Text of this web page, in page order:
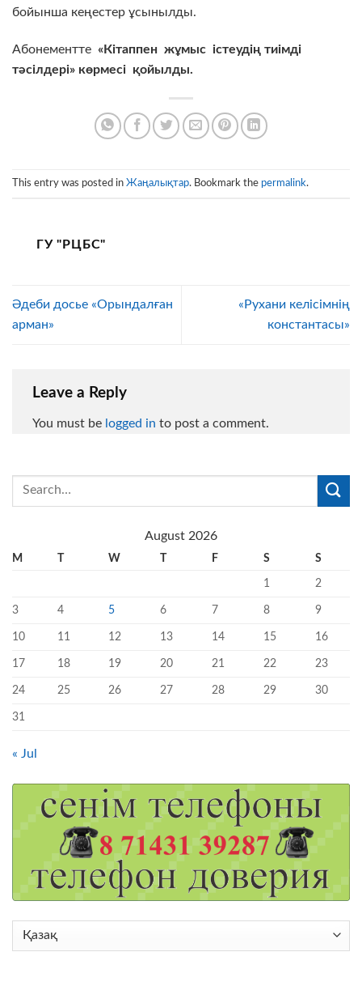
бойынша кеңестер ұсынылды.
Абонементте «Кітаппен жұмыс істеудің тиімді
тәсілдері» көрмесі қойылды.
This entry was posted in Жаңалықтар. Bookmark the permalink.
ГУ "РЦБС"
Әдеби досье «Орындалған
арман»
«Рухани келісімнің
константасы»
Leave a Reply
You must be logged in to post a comment.
August 2026
M T W T F S S
1 2
3 4 5 6 7 8 9
10 11 12 13 14 15 16
17 18 19 20 21 22 23
24 25 26 27 28 29 30
31
« Jul
Choose